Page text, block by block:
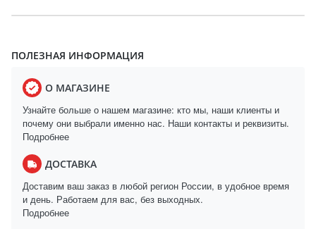
ПОЛЕЗНАЯ ИНФОРМАЦИЯ
О МАГАЗИНЕ
Узнайте больше о нашем магазине: кто мы, наши клиенты и
почему они выбрали именно нас. Наши контакты и реквизиты.
Подробнее
ДОСТАВКА
Доставим ваш заказ в любой регион России, в удобное время
и день. Работаем для вас, без выходных.
Подробнее